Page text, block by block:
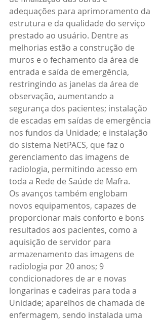
adequações para aprimoramento da
estrutura e da qualidade do serviço
prestado ao usuário. Dentre as
melhorias estão a construção de
muros e o fechamento da área de
entrada e saída de emergência,
restringindo as janelas da área de
observação, aumentando a
segurança dos pacientes; instalação
de escadas em saídas de emergência
nos fundos da Unidade; e instalação
do sistema NetPACS, que faz o
gerenciamento das imagens de
radiologia, permitindo acesso em
toda a Rede de Saúde de Mafra.
Os avanços também englobam
novos equipamentos, capazes de
proporcionar mais conforto e bons
resultados aos pacientes, como a
aquisição de servidor para
armazenamento das imagens de
radiologia por 20 anos; 9
condicionadores de ar e novas
longarinas e cadeiras para toda a
Unidade; aparelhos de chamada de
enfermagem, sendo instalada uma